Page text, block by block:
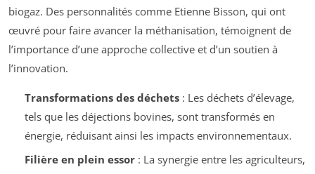
biogaz. Des personnalités comme Etienne Bisson, qui ont
œuvré pour faire avancer la méthanisation, témoignent de
l’importance d’une approche collective et d’un soutien à
l’innovation.
Transformations des déchets: Les déchets d’élevage,
tels que les déjections bovines, sont transformés en
énergie, réduisant ainsi les impacts environnementaux.
Filière en plein essor: La synergie entre les agriculteurs,